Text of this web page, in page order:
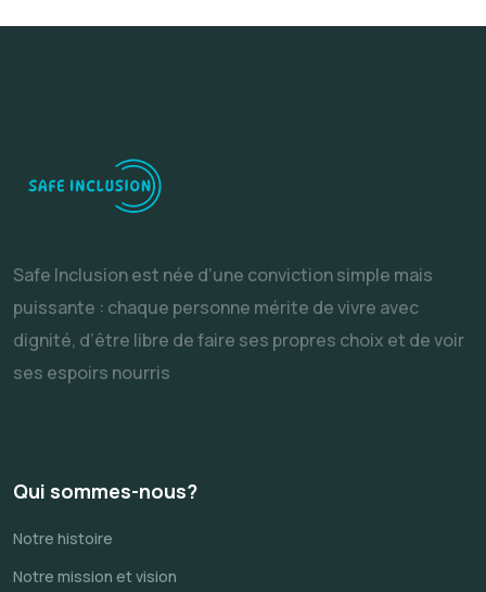
Safe Inclusion est née d’une conviction simple mais
puissante : chaque personne mérite de vivre avec
dignité, d’être libre de faire ses propres choix et de voir
ses espoirs nourris
Qui sommes-nous?
Notre histoire
Notre mission et vision